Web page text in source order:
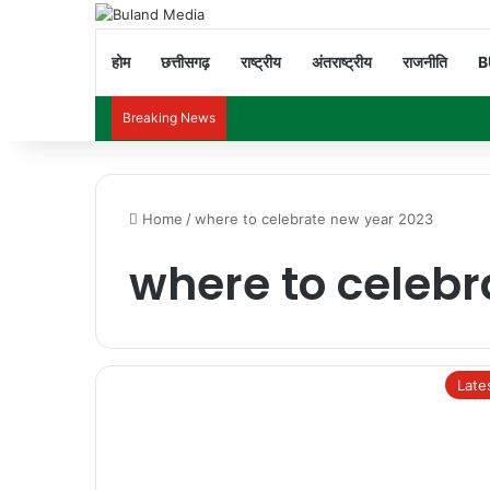
होम छत्तीसगढ़ राष्ट्रीय अंतराष्ट्रीय राजनीति
Breaking News
Home /where to celebrate new year 2023
where to